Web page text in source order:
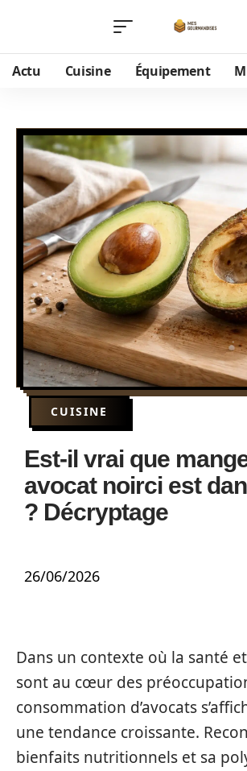
Actu Cuisine Équipement
CUISINE
Est-il vrai que
avocat noirci est
? Décryptage
26/06/2026
Dans un contexte où la santé
sont au cœur des
consommation d’avocats
une tendance croissante.
bienfaits nutritionnels et sa